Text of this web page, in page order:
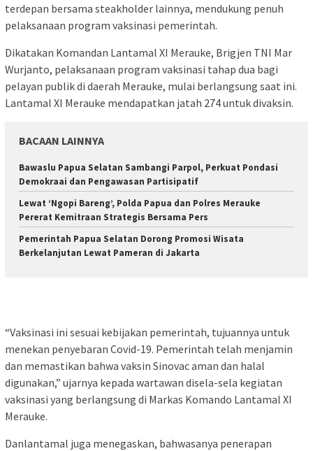
terdepan bersama steakholder lainnya, mendukung penuh
pelaksanaan program vaksinasi pemerintah.
Dikatakan Komandan Lantamal XI Merauke, Brigjen TNI Mar
Wurjanto, pelaksanaan program vaksinasi tahap dua bagi
pelayan publik di daerah Merauke, mulai berlangsung saat ini.
Lantamal XI Merauke mendapatkan jatah 274 untuk divaksin.
BACAAN LAINNYA
Bawaslu Papua Selatan Sambangi Parpol, Perkuat Pondasi
Demokraai dan Pengawasan Partisipatif
Lewat ‘Ngopi Bareng’, Polda Papua dan Polres Merauke
Pererat Kemitraan Strategis Bersama Pers
Pemerintah Papua Selatan Dorong Promosi Wisata
Berkelanjutan Lewat Pameran di Jakarta
“Vaksinasi ini sesuai kebijakan pemerintah, tujuannya untuk
menekan penyebaran Covid-19. Pemerintah telah menjamin
dan memastikan bahwa vaksin Sinovac aman dan halal
digunakan,” ujarnya kepada wartawan disela-sela kegiatan
vaksinasi yang berlangsung di Markas Komando Lantamal XI
Merauke.
Danlantamal juga menegaskan, bahwasanya penerapan